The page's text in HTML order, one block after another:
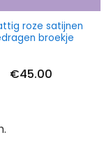
roze satijnen
broekje
€45.00